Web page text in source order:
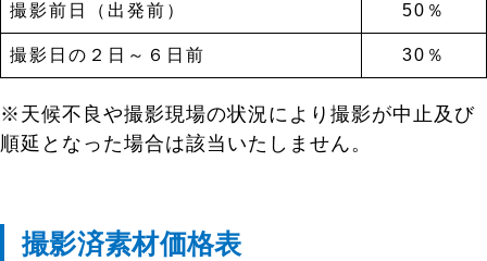
撮影前日（出発前） 50％
撮影日の２日～６日前 30％
※天候不良や撮影現場の状況により撮影が中止及び
順延となった場合は該当いたしません。
撮影済素材価格表